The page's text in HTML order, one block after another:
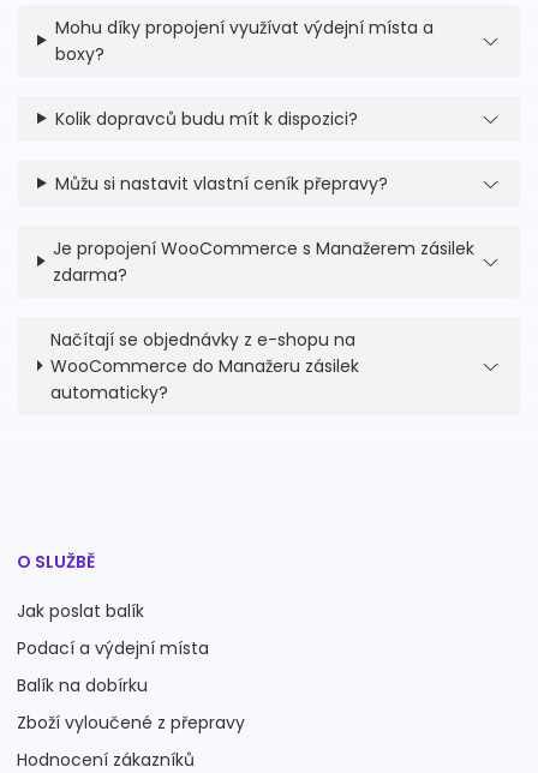
Mohu díky propojení využívat výdejní místa a
boxy?
Kolik dopravců budu mít k dispozici?
Můžu si nastavit vlastní ceník přepravy?
Je propojení WooCommerce s Manažerem zásilek
zdarma?
Načítají se objednávky z e-shopu na
WooCommerce do Manažeru zásilek
automaticky?
O SLUŽBĚ
Jak poslat balík
Podací a výdejní místa
Balík na dobírku
Zboží vyloučené z přepravy
Hodnocení zákazníků